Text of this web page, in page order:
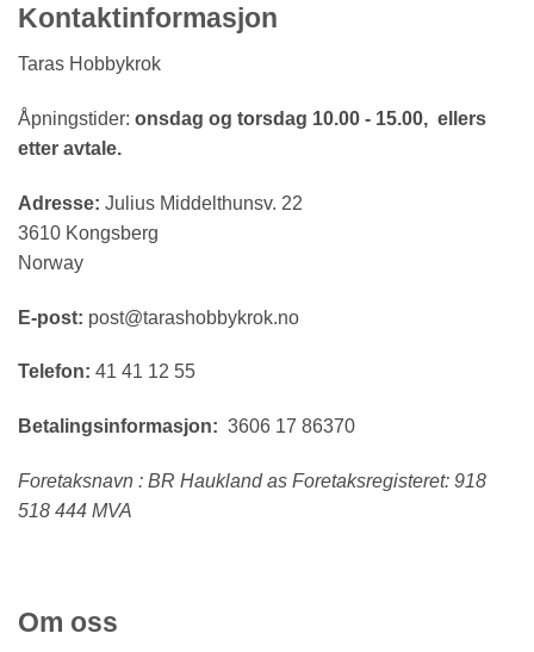
Kontaktinformasjon
Taras Hobbykrok
Åpningstider: onsdag og torsdag 10.00 - 15.00, ellers
etter avtale.
Adresse: Julius Middelthunsv. 22
3610 Kongsberg
Norway
E-post: post@tarashobbykrok.no
Telefon: 41 41 12 55
Betalingsinformasjon: 3606 17 86370
Foretaksnavn : BR Haukland as Foretaksregisteret: 918
518 444 MVA
Om oss